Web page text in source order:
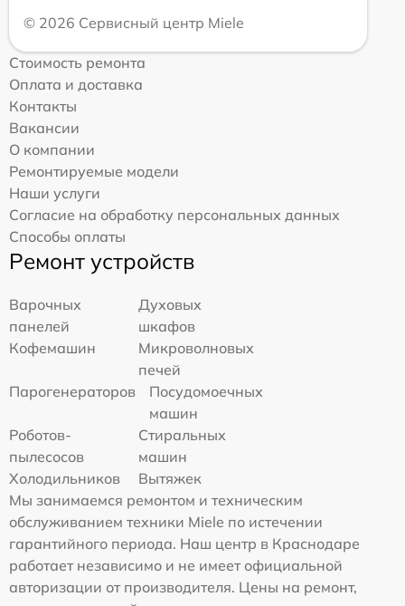
© 2026 Сервисный центр Miele
Стоимость ремонта
Оплата и доставка
Контакты
Вакансии
О компании
Ремонтируемые модели
Наши услуги
Согласие на обработку персональных данных
Способы оплаты
Ремонт устройств
Варочных
панелей
Духовых
шкафов
Кофемашин
Микроволновых
печей
Парогенераторов
Посудомоечных
машин
Роботов-
пылесосов
Стиральных
машин
Холодильников
Вытяжек
Мы занимаемся ремонтом и техническим
обслуживанием техники Miele по истечении
гарантийного периода. Наш центр в Краснодаре
работает независимо и не имеет официальной
авторизации от производителя. Цены на ремонт,